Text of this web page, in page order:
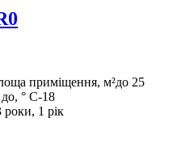
приміщення, м²до 25
до, ° С-18
роки, 1 рік